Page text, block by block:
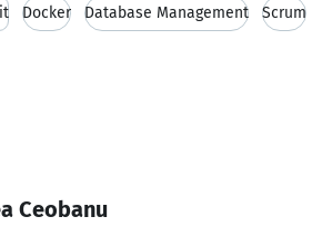
Docker Database Management Scrum
Ceobanu